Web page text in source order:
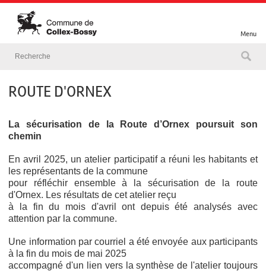
Menu
ROUTE D'ORNEX
La sécurisation de la Route d’Ornex poursuit son
chemin
En avril 2025, un atelier participatif a réuni les habitants et
les représentants de la commune
pour réfléchir ensemble à la sécurisation de la route
d'Ornex. Les résultats de cet atelier reçu
à la fin du mois d'avril ont depuis été analysés avec
attention par la commune.
Une information par courriel a été envoyée aux participants
à la fin du mois de mai 2025
accompagné d'un lien vers la synthèse de l'atelier toujours